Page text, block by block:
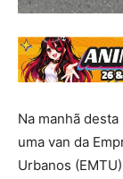
Na manhã
uma van da
Urbanos